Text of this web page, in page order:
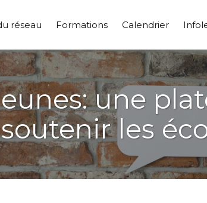
réseau Formations Calendrier
une
les